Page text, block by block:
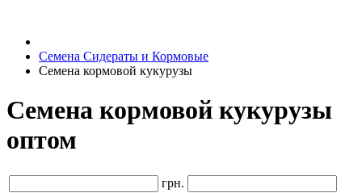
Семена Сидераты и Кормовые
Семена кормовой кукурузы
Семена кормовой кукурузы
оптом
грн.